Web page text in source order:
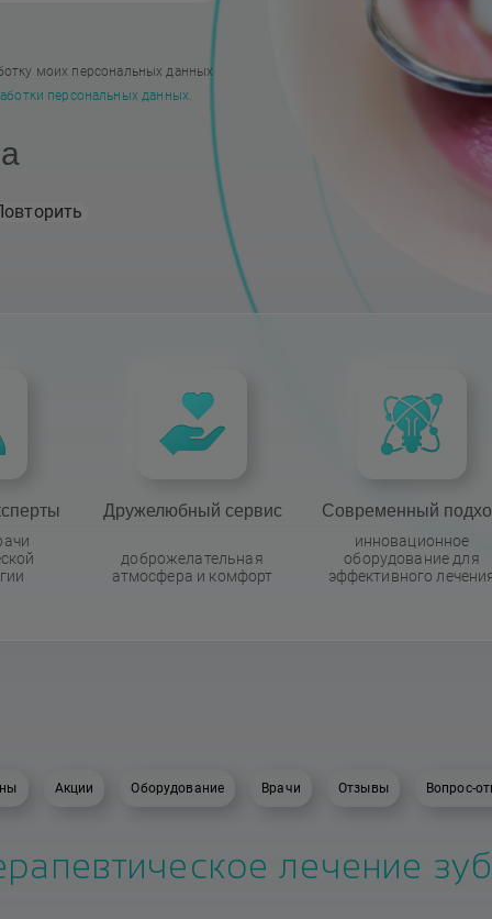
моих персональных данных
персональных данных.
Дружелюбный сервис
доброжелательная
атмосфера и комфорт
Современный
инновационное
оборудование для
эффективного
Акции Оборудование Врачи Отзывы Вопрос-
лечение